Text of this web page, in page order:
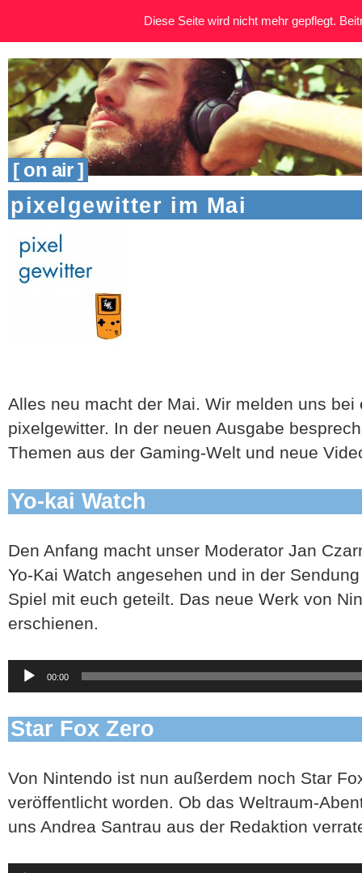
[ on air ]
pixelgewitter im Mai
Alles neu macht der Mai. Wir melden uns
pixelgewitter. In der neuen Ausgabe
Themen aus der Gaming-Welt und neue
Yo-kai Watch
Den Anfang macht unser Moderator Jan
Yo-Kai Watch angesehen und in der
Spiel mit euch geteilt. Das neue Werk von
erschienen.
Audio-
Player
00:00
Star Fox Zero
Von Nintendo ist nun außerdem noch Star
veröffentlicht worden. Ob das Weltraum-
uns Andrea Santrau aus der Redaktion
Audio-
Diese Seite wird nicht mehr gepflegt.